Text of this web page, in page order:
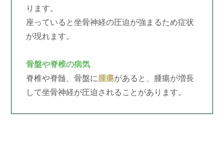
ります。
座っていると坐骨神経の圧迫が強まるため症状
が現れます。
骨盤や脊椎の病気
脊椎や脊髄、骨盤に腫瘍があると、腫瘍が増長
して坐骨神経が圧迫されることがあります。